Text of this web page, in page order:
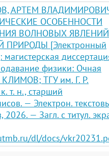
АРТЕМ
ОСОБЕННОСТИ
ВОЛНОВЫХ ЯВЛЕНИЙ
ПРИРОДЫ [Электронный
магистерская
физики: Очная
ТГУ им. Г. Р.
т. н., старший
— Электрон.
— Загл. с титул.
dl/docs/